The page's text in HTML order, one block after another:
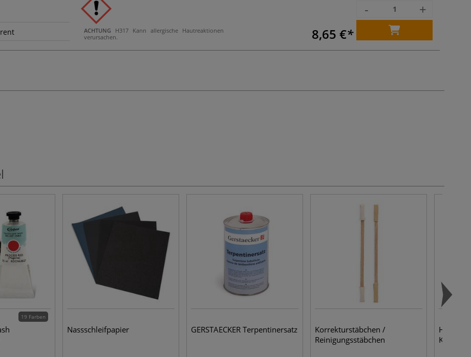
ACHTUNG
H317 Kann allergische Hautreaktionen
verursachen.
8,65 €
- +
19 Farben
Nassschleifpapier GERSTAECKER Terpentinersatz
Korrekturstäbchen /
Reinigungsstäbchen
HUBER